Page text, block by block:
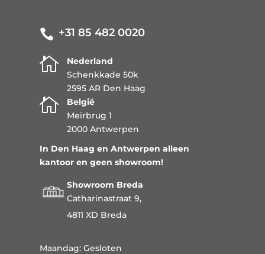
 +31 85 482 0020

Nederland
Schenkkade 50k
2595 AR Den Haag

België
Meirbrug 1
2000 Antwerpen
In Den Haag en Antwerpen alleen
kantoor en geen showroom!
Showroom Breda
Catharinastraat 9,
4811 XD Breda
Maandag: Gesloten